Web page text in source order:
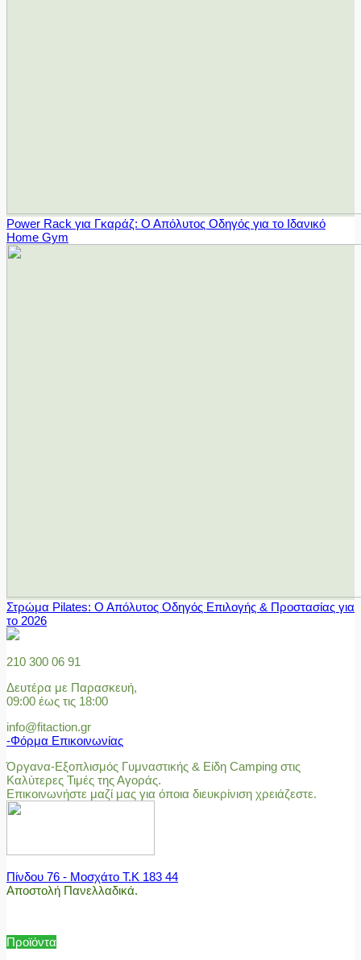
Power Rack για Γκαράζ: Ο Απόλυτος Οδηγός για το Ιδανικό
Home Gym
Στρώμα Pilates: Ο Απόλυτος Οδηγός Επιλογής & Προστασίας για
το 2026
210 300 06 91
Δευτέρα με Παρασκευή,
09:00 έως τις 18:00
info@fitaction.gr
-Φόρμα Επικοινωνίας
Όργανα-Εξοπλισμός Γυμναστικής & Είδη Camping στις
Καλύτερες Τιμές της Αγοράς.
Επικοινωνήστε μαζί μας για όποια διευκρίνιση χρειάζεστε.
Πίνδου 76 - Μοσχάτο Τ.Κ 183 44
Αποστολή Πανελλαδικά.
Προϊόντα